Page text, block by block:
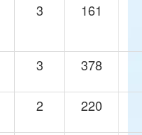
3 161
3 378
2 220